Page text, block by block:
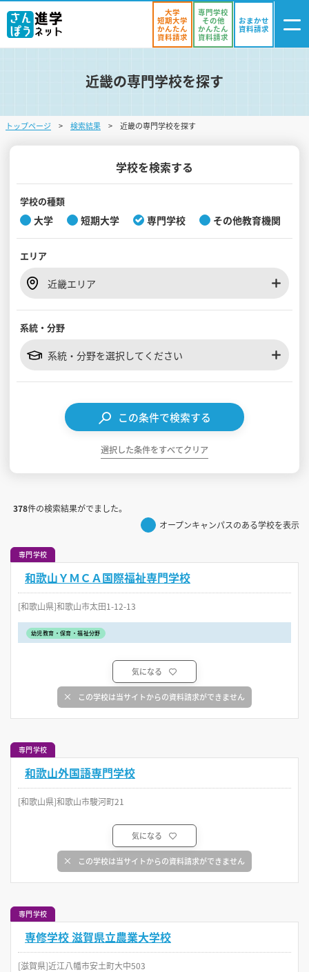
ログイン
・登録
気になる
学校を探す
オープンキャンパスを探す
入試・受験入門
見学会WEB手引書
大学
短期大学
かんたん
資料請求
専門学校
その他
かんたん
資料請求
おまかせ
資料請求
近畿の専門学校を探す
トップページ 検索結果 近畿の専門学校を探す
学校を検索する
学校の種類
大学 短期大学 専門学校 その他教育機関
エリア
近畿エリア
系統・分野
系統・分野を選択してください
この条件で検索する
選択した条件をすべてクリア
378件の検索結果がでました。
オープンキャンパスのある学校を表示
専門学校
和歌山ＹＭＣＡ国際福祉専門学校
[和歌山県]和歌山市太田1-12-13
幼児教育・保育・福祉分野
気になる
この学校は当サイトからの資料請求ができません
専門学校
和歌山外国語専門学校
[和歌山県]和歌山市駿河町21
気になる
この学校は当サイトからの資料請求ができません
専門学校
専修学校 滋賀県立農業大学校
[滋賀県]近江八幡市安土町大中503